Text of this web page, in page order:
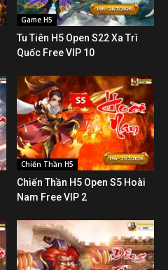
Game H5
Tu Tiên H5 Open S22 Xa Trì
Quốc Free VIP 10
Chiến Thần H5
Chiến Thần H5 Open S5 Hoài
Nam Free VIP 2